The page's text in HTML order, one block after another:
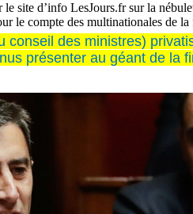
site d’info LesJours.fr sur la
le compte des multinationales de
des ministres)
présenter au géant de la